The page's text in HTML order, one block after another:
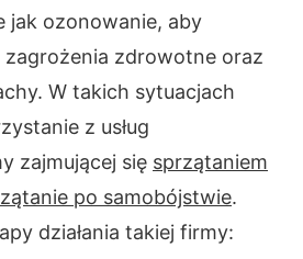
jak ozonowanie, aby
zagrożenia zdrowotne oraz
W takich sytuacjach
z usług
zajmującej się sprzątaniem
po samobójstwie.
działania takiej firmy: